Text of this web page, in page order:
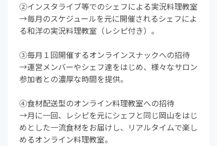
②インスタライブ等でのシェフによる実況料理教室
→毎月のスケジュールを元に開催されるシェフによ
る和洋の実況料理教室（レシピ付き）。
③毎月１回開催するオンラインスナックへの招待
→運営メンバーやシェフ達をはじめ、様々なサロン
参加者との濃厚な時間を提供。
④食材配送型のオンライン料理教室への招待
→月に一回、レシピを元にシェフと同じ岡山をはじ
めとした一流食材をお届けし、リアルタイムで楽し
めるオンライン料理教室。